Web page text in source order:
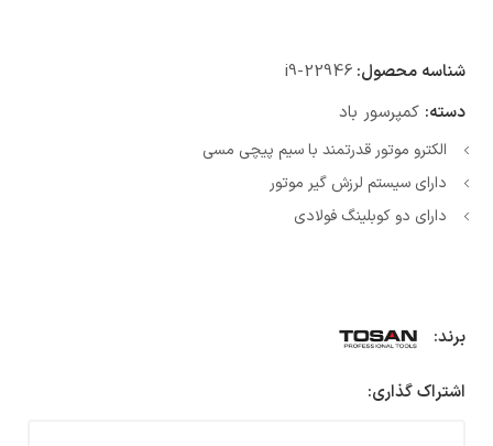
شناسه محصول: i9-22946
دسته: کمپرسور باد
الکترو موتور قدرتمند با سیم پیچی مسی
دارای سیستم لرزش گیر موتور
دارای دو کوبلینگ فولادی
برند:
اشتراک گذاری: